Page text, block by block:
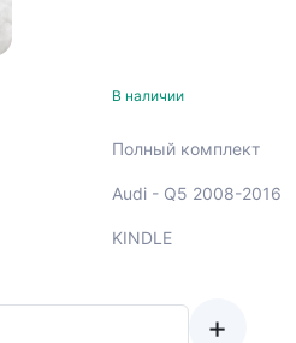
В наличии
Полный комплект
Audi - Q5 2008-2016
KINDLE
+